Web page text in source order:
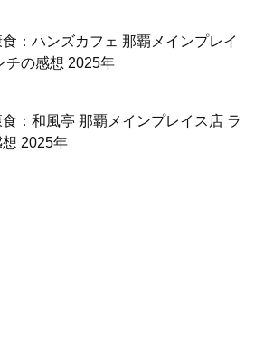
：ハンズカフェ 那覇メインプレイ
チの感想 2025年
：和風亭 那覇メインプレイス店 ラ
想 2025年